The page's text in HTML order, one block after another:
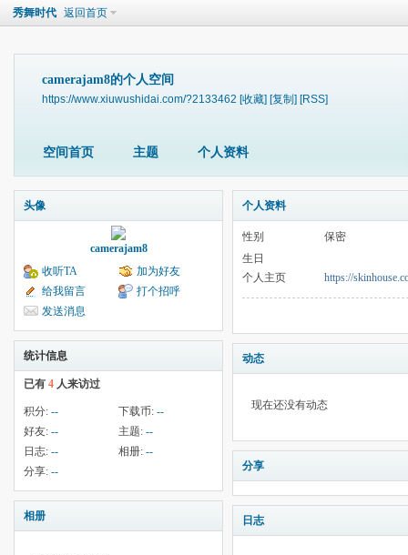
秀舞时代 返回首页
camerajam8的个人空间
https://www.xiuwushidai.com/?2133462 [收藏] [复制] [RSS]
空间首页 主题 个人资料
头像
camerajam8
收听TA
加为好友
给我留言
打个招呼
发送消息
统计信息
已有 4 人来访过
积分: -- 下载币: --
好友: -- 主题: --
日志: -- 相册: --
分享: --
相册
个人资料
性别
保密
生日
个人主页
https://
动态
现在还没有动态
分享
日志